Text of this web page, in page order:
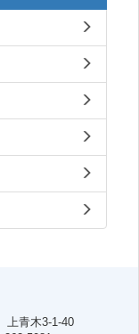
上青木3-1-40